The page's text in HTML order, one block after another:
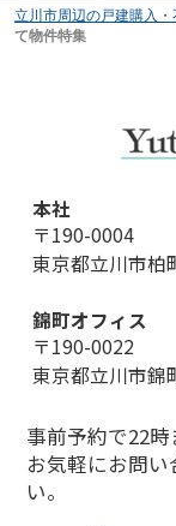
立川市周辺の戸建購入
て物件特集
本社
〒190-0004
東京都立川市柏
錦町オフィス
〒190-0022
東京都立川市
事前予約で22
お気軽にお問い
い。